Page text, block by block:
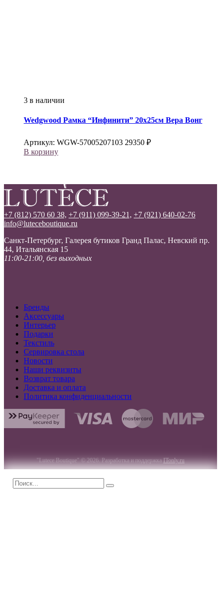
3 в наличии
Wedgwood Рамка “Инфинити” 20х25см Вера Вонг
Артикул: WGW-57005207103 29350 ₽
В корзину
+7 (812) 570 60 38, +7 (911) 099-39-21, +7 (921) 640-02-76
info@luteceboutique.ru
Санкт-Петербург, Галерея бутиков Гранд Палас, Невский пр.
44, Итальянская 15
11:00-21:00, без выходных
Бренды
Аксессуары
Интерьер
Подарки
Текстиль
Сервировка стола
Новости
Наши реквизиты
Возврат товара
Доставка и оплата
Политика конфиденциальности
"Lutece Boutique" © 2026. Разработка и поддержкаITonly.ru